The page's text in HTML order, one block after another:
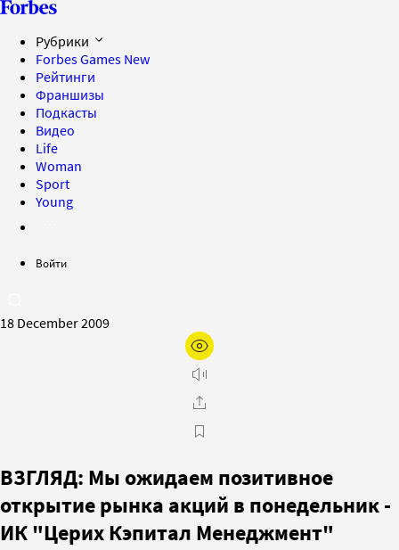
Рубрики
Forbes Games New
Рейтинги
Франшизы
Подкасты
Видео
Life
Woman
Sport
Young
Войти
18 December 2009
ВЗГЛЯД: Мы ожидаем позитивное
открытие рынка акций в понедельник -
ИК "Церих Кэпитал Менеджмент"